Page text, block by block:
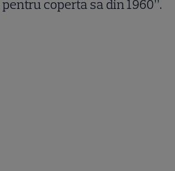
coperta sa din 1960”.